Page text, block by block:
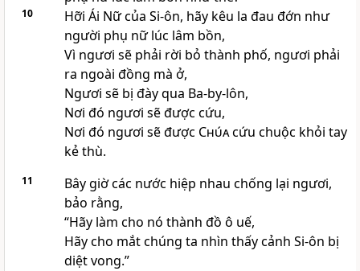
10
Hỡi Ái Nữ của Si-ôn, hãy kêu la đau đớn như
người phụ nữ lúc lâm bồn,
Vì ngươi sẽ phải rời bỏ thành phố, ngươi phải
ra ngoài đồng mà ở,
Ngươi sẽ bị đày qua Ba-by-lôn,
Nơi đó ngươi sẽ được cứu,
Nơi đó ngươi sẽ được Chúacứu chuộc khỏi tay
kẻ thù.
11
Bây giờ các nước hiệp nhau chống lại ngươi,
bảo rằng,
“Hãy làm cho nó thành đồ ô uế,
Hãy cho mắt chúng ta nhìn thấy cảnh Si-ôn bị
diệt vong.”